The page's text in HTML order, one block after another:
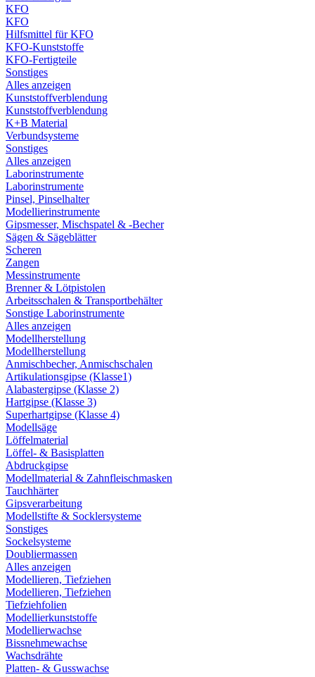
KFO
KFO
Hilfsmittel für KFO
KFO-Kunststoffe
KFO-Fertigteile
Sonstiges
Alles anzeigen
Kunststoffverblendung
Kunststoffverblendung
K+B Material
Verbundsysteme
Sonstiges
Alles anzeigen
Laborinstrumente
Laborinstrumente
Pinsel, Pinselhalter
Modellierinstrumente
Gipsmesser, Mischspatel & -Becher
Sägen & Sägeblätter
Scheren
Zangen
Messinstrumente
Brenner & Lötpistolen
Arbeitsschalen & Transportbehälter
Sonstige Laborinstrumente
Alles anzeigen
Modellherstellung
Modellherstellung
Anmischbecher, Anmischschalen
Artikulationsgipse (Klasse1)
Alabastergipse (Klasse 2)
Hartgipse (Klasse 3)
Superhartgipse (Klasse 4)
Modellsäge
Löffelmaterial
Löffel- & Basisplatten
Abdruckgipse
Modellmaterial & Zahnfleischmasken
Tauchhärter
Gipsverarbeitung
Modellstifte & Socklersysteme
Sonstiges
Sockelsysteme
Doubliermassen
Alles anzeigen
Modellieren, Tiefziehen
Modellieren, Tiefziehen
Tiefziehfolien
Modellierkunststoffe
Modellierwachse
Bissnehmewachse
Wachsdrähte
Platten- & Gusswachse